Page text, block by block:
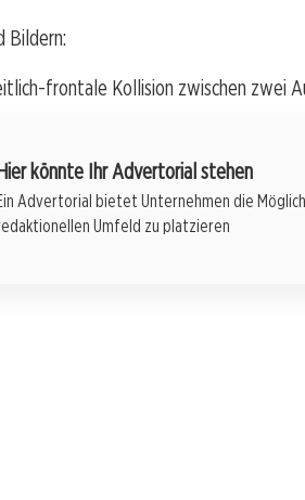
Bildern:
frontale Kollision zwischen zwei
könnte Ihr Advertorial stehen
Advertorial bietet Unternehmen die
Umfeld zu platzieren